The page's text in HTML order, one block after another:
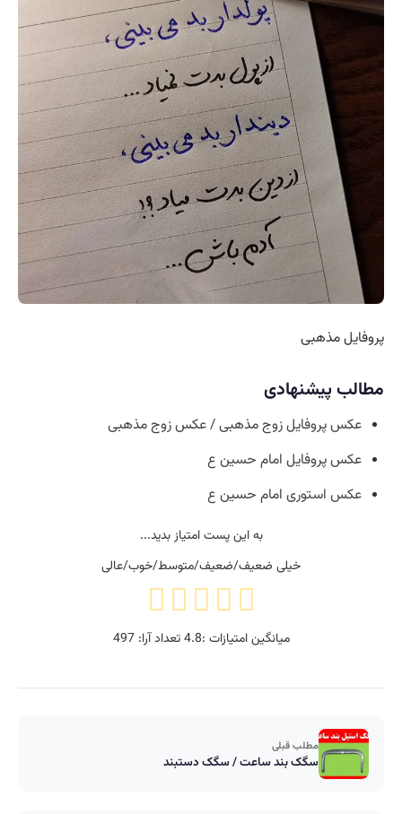
پروفایل مذهبی
مطالب پیشنهادی
عکس پروفایل زوج مذهبی / عکس زوج مذهبی
عکس پروفایل امام حسین ع
عکس استوری امام حسین ع
به این پست امتیاز بدید...
خیلی ضعیف/ضعیف/متوسط/خوب/عالی
میانگین امتیازات :4.8تعداد آرا:497
مطلب قبلی
سگک بند ساعت / سگک دستبند